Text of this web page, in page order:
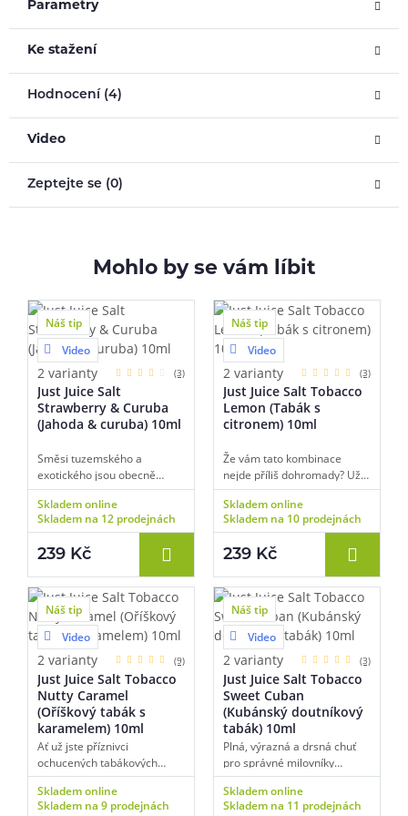
Parametry
Ke stažení
Hodnocení (4)
Video
Zeptejte se (0)
Mohlo by se vám líbit
Náš tip
Video
2 varianty (3)
Just Juice Salt
Strawberry & Curuba
(Jahoda & curuba) 10ml
Směsi tuzemského a
exotického jsou obecně
velmi oblíbené. Když si k
tomu přidáte také tropické
ovoce, které není v našich
k dispozici naprosto
této náplně najdete chuť
zralé a šťavnaté jahody s
plnou, sladkou a jemnou
chutí. Samotnou jahodu
potom příjemně osvěží
přítomnost exotické curuby,
ovoce, které se chuťové
nejvíce podobá jablku.
Výsledek rozhodně stojí za to
a od příchutě se jen tak
neodtrhnete.
Skladem online
Skladem na 12 prodejnách
239 Kč
Náš tip
Video
2 varianty (3)
Just Juice Salt Tobacco
Lemon (Tabák s
citronem) 10ml
Že vám tato kombinace
nejde příliš dohromady? Už
první potah vás přesvědčí o
opaku. Geniálně vyvážená
kombinace plné a výrazné
osvěžujícího nakyslého
naprosto přesným poměrem
obou použitých složek,
výsledný potah je tak doslova
dechberoucí, obě složky se
totiž umně doplňují a
zároveň nepřekrývají, v chuti
tak jednoznačně rozpoznáte
jak chutnou a kvalitní
tabákovou směs, tak také
slaďoučké svěží citrony.
Skladem online
Skladem na 10 prodejnách
239 Kč
Náš tip
Video
2 varianty (9)
Just Juice Salt Tobacco
Nutty Caramel
(Oříškový tabák s
karamelem) 10ml
Ať už jste příznivci
ochucených tabákových
směsí, nebo preferujete
dezertovky, tomuhle zkrátka
neodoláte. Geniální
Skladem online
Skladem na 9 prodejnách
Náš tip
Video
2 varianty (3)
Just Juice Salt Tobacco
Sweet Cuban
(Kubánský doutníkový
tabák) 10ml
Plná, výrazná a drsná chuť
pro správné milovníky
tabáku. Okouzlující a
věrohodná vůně pravých
kubánských doutníků s
Skladem online
Skladem na 11 prodejnách